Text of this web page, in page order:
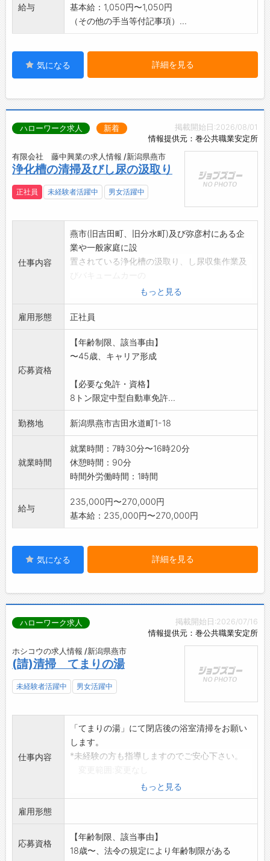
給与
基本給：1,050円〜1,050円
（その他の手当等付記事項）...
気になる 詳細を見る
掲載開始日:2026/08/01
情報提供元：巻公共職業安定所
ハローワーク求人 新着
有限会社 藤中興業の求人情報 /新潟県燕市
浄化槽の清掃及びし尿の汲取り
正社員 未経験者活躍中 男女活躍中
仕事内容
燕市(旧吉田町、旧分水町)及び弥彦村にある企
業や一般家庭に設
置されている浄化槽の汲取り、し尿収集作業及
運転を行う業務です。また浄化槽の保守点検補
助を行う業務も行っ
ていただく場合もあります。
◆入社後は先輩社員と同行し、技術だけでなく
現場の雰囲気に慣れ
てもらいます。
未経験からスタート
し、丁寧な指導支援により第一線で活躍してい
ます。
変更範囲:会社の定める業務
もっと見る
雇用形態 正社員
応募資格
【年齢制限、該当事由】
〜45歳、キャリア形成
【必要な免許・資格】
8トン限定中型自動車免許...
勤務地 新潟県燕市吉田水道町1-18
就業時間
就業時間：7時30分〜16時20分
休憩時間：90分
時間外労働時間：1時間
給与
235,000円〜270,000円
基本給：235,000円〜270,000円
気になる 詳細を見る
掲載開始日:2026/07/16
情報提供元：巻公共職業安定所
ハローワーク求人
ホシコウの求人情報 /新潟県燕市
(請)清掃 てまりの湯
未経験者活躍中 男女活躍中
仕事内容
「てまりの湯」にて閉店後の浴室清掃をお願い
します。
*未経験の方も指導しますのでご安心下さい。
もっと見る
雇用形態
応募資格
【年齢制限、該当事由】
18歳〜、法令の規定により年齢制限がある